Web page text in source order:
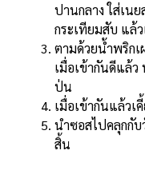
ปานกลาง ใส่เน
กระเทียมสับ แล้
ตามด้วยน้ำพริกเ
เมื่อเข้ากันดีแล้ว
ป่น
เมื่อเข้ากันแล้วเ
นำซอสไปคลุกกั
สิ้น